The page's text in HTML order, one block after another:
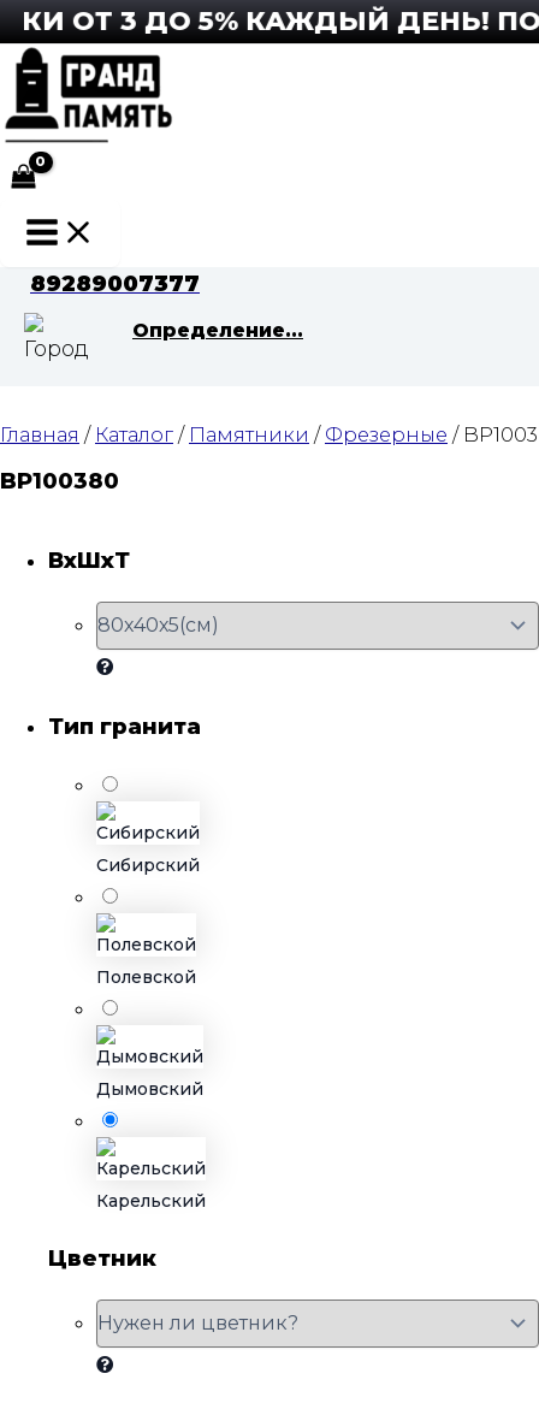
Перейти
к
содержимому
ОТ 3 ДО 5% КАЖДЫЙ ДЕНЬ!
Main
Menu
89289007377
Определение...
Главная / Каталог / Памятники / Фрезерные /
BP100380
Тип гранита
Карельский
Дымовский
Полевской
Сибирский
Цветник
ВхШхТ